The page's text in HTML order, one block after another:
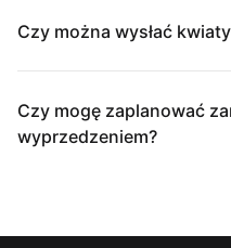
Czy można wysłać
Czy mogę zaplanować
wyprzedzeniem?